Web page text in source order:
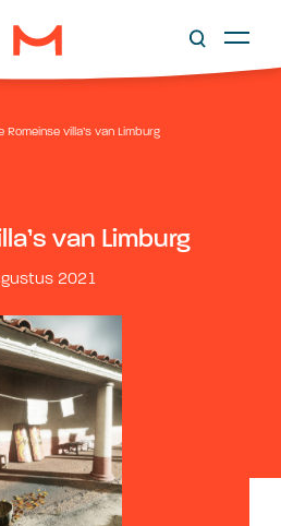
Romeinse villa’s van Limburg
van Limburg
2021